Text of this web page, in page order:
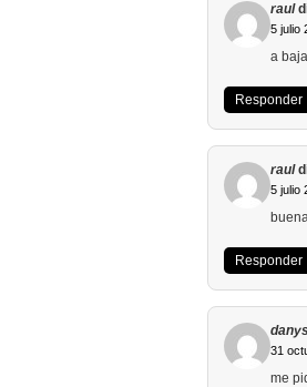
raul
5 julio
a
Responder
raul
5 julio
Responder
31
me